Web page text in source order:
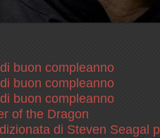
buon compleanno
buon compleanno
buon compleanno
of the Dragon
di Steven Seagal